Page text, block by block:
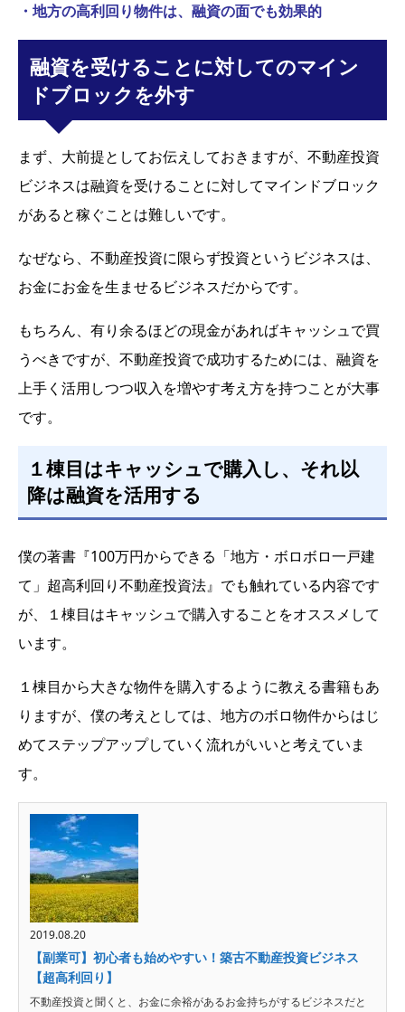
・地方の高利回り物件は、融資の面でも効果的
融資を受けることに対してのマイン
ドブロックを外す
まず、大前提としてお伝えしておきますが、不動産投資
ビジネスは融資を受けることに対してマインドブロック
があると稼ぐことは難しいです。
なぜなら、不動産投資に限らず投資というビジネスは、
お金にお金を生ませるビジネスだからです。
もちろん、有り余るほどの現金があればキャッシュで買
うべきですが、不動産投資で成功するためには、融資を
上手く活用しつつ収入を増やす考え方を持つことが大事
です。
１棟目はキャッシュで購入し、それ以
降は融資を活用する
僕の著書『100万円からできる「地方・ボロボロ一戸建
て」超高利回り不動産投資法』でも触れている内容です
が、１棟目はキャッシュで購入することをオススメして
います。
１棟目から大きな物件を購入するように教える書籍もあ
りますが、僕の考えとしては、地方のボロ物件からはじ
めてステップアップしていく流れがいいと考えていま
す。
2019.08.20
【副業可】初心者も始めやすい！築古不動産投資ビジネス
【超高利回り】
不動産投資と聞くと、お金に余裕があるお金持ちがするビジネスだと